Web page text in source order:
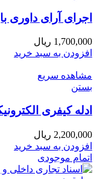
اجرای آرای داوری
1,700,000 ریال
افزودن به سبد خرید
مشاهده سریع
بستن
ادله کیفری
2,200,000 ریال
افزودن به سبد خرید
اتمام موجودی